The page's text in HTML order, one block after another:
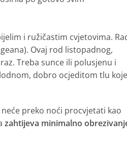
i ružičastim cvjetovima.
Ovaj rod listopadnog,
Treba sunce ili polusjenu i
dobro ocjeditom tlu
neće preko noći procvjetati kao
zahtijeva minimalno